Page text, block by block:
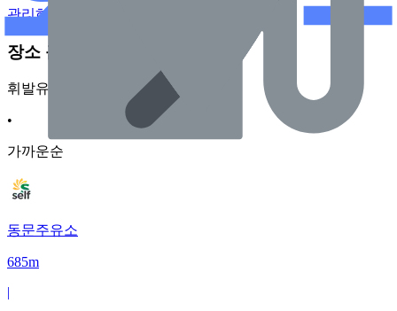
관리하기
장소 근처 주유소
휘발유
•
가까운순
동문주유소
685m
|